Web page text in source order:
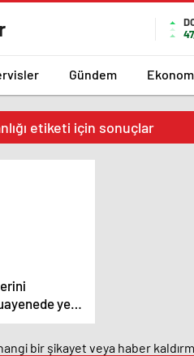
Gündem
etiketi için sonuçlar
yeni
bir şikayet veya haber